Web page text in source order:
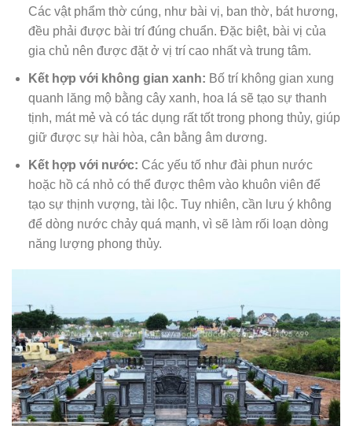
Các vật phẩm thờ cúng, như bài vị, ban thờ, bát hương,
đều phải được bài trí đúng chuẩn. Đặc biệt, bài vị của
gia chủ nên được đặt ở vị trí cao nhất và trung tâm.
Kết hợp với không gian xanh: Bố trí không gian xung
quanh lăng mộ bằng cây xanh, hoa lá sẽ tạo sự thanh
tịnh, mát mẻ và có tác dụng rất tốt trong phong thủy, giúp
giữ được sự hài hòa, cân bằng âm dương.
Kết hợp với nước: Các yếu tố như đài phun nước
hoặc hồ cá nhỏ có thể được thêm vào khuôn viên để
tạo sự thịnh vượng, tài lộc. Tuy nhiên, cần lưu ý không
để dòng nước chảy quá mạnh, vì sẽ làm rối loạn dòng
năng lượng phong thủy.